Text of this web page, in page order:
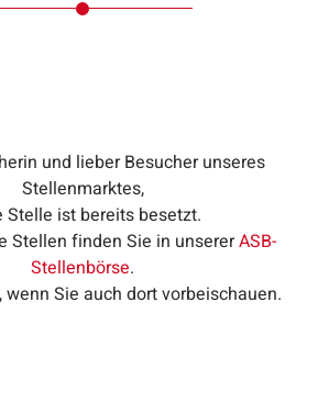
und lieber Besucher unseres
Stellenmarktes,
Stelle ist bereits besetzt.
Stellen finden Sie in unsererASB-
Stellenbörse.
wenn Sie auch dort vorbeischauen.